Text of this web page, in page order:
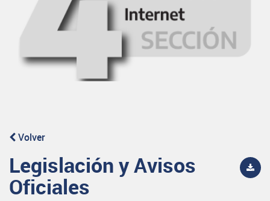
Volver
Legislación y Avisos
Oficiales